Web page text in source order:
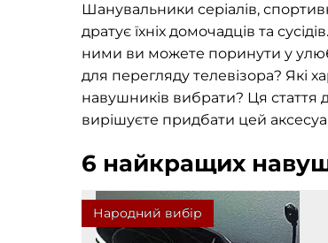
Шанувальники серіалів,
дратує їхніх домочадців та
ними ви можете поринути у
для перегляду телевізора? Які
навушників вибрати? Ця стаття
вирішуєте придбати цей
6 найкращих
Народний вибір